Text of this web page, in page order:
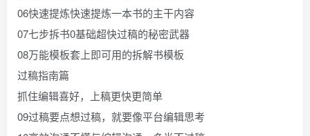
06快速提炼快速提炼一本书的主干内容
07七步拆书0基础超快过稿的秘密武器
08万能模板套上即可用的拆解书模板
过稿指南篇
抓住编辑喜好，上稿更快更简单
09过稿要点想过稿，就要像平台编辑思考